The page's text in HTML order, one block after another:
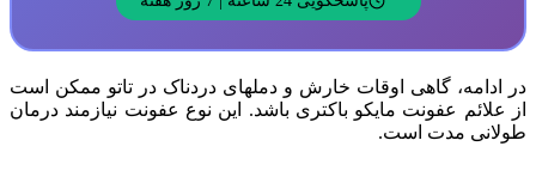
در ادامه، گاهی اوقات خارش و دملهای دردناک در تاتو ممکن است
از علائم عفونت مایکو باکتری باشد. این نوع عفونت نیازمند درمان
طولانی مدت است.